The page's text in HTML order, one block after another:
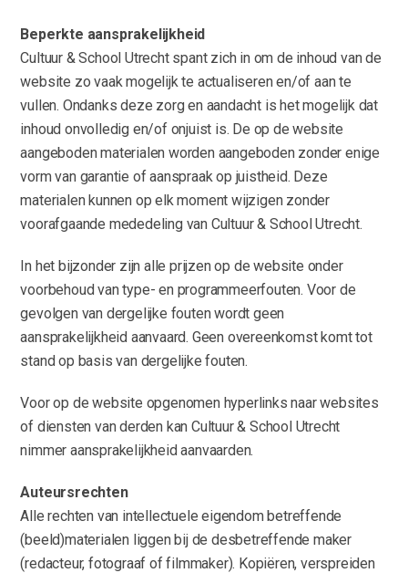
Beperkte aansprakelijkheid
Cultuur & School Utrecht spant zich in om de inhoud van de
website zo vaak mogelijk te actualiseren en/of aan te
vullen. Ondanks deze zorg en aandacht is het mogelijk dat
inhoud onvolledig en/of onjuist is. De op de website
aangeboden materialen worden aangeboden zonder enige
vorm van garantie of aanspraak op juistheid. Deze
materialen kunnen op elk moment wijzigen zonder
voorafgaande mededeling van Cultuur & School Utrecht.
In het bijzonder zijn alle prijzen op de website onder
voorbehoud van type- en programmeerfouten. Voor de
gevolgen van dergelijke fouten wordt geen
aansprakelijkheid aanvaard. Geen overeenkomst komt tot
stand op basis van dergelijke fouten.
Voor op de website opgenomen hyperlinks naar websites
of diensten van derden kan Cultuur & School Utrecht
nimmer aansprakelijkheid aanvaarden.
Auteursrechten
Alle rechten van intellectuele eigendom betreffende
(beeld)materialen liggen bij de desbetreffende maker
(redacteur, fotograaf of filmmaker). Kopiëren, verspreiden